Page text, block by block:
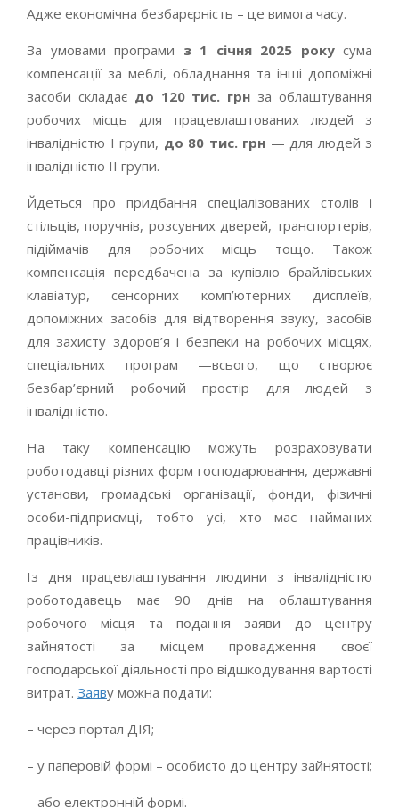
Адже економічна безбарєрність – це вимога часу.
За умовами програми з 1 січня 2025 рокусума
компенсації за меблі, обладнання та інші допоміжні
засоби складає до 120 тис. грн за облаштування
робочих місць для працевлаштованих людей з
інвалідністю I групи, до 80 тис. грн — для людей з
інвалідністю II групи.
Йдеться про придбання спеціалізованих столів і
стільців, поручнів, розсувних дверей, транспортерів,
підіймачів для робочих місць тощо. Також
компенсація передбачена за купівлю брайлівських
клавіатур, сенсорних комп’ютерних дисплеїв,
допоміжних засобів для відтворення звуку, засобів
для захисту здоров’я і безпеки на робочих місцях,
спеціальних програм —всього, що створює
безбар’єрний робочий простір для людей з
інвалідністю.
На таку компенсацію можуть розраховувати
роботодавці різних форм господарювання, державні
установи, громадські організації, фонди, фізичні
особи-підприємці, тобто усі, хто має найманих
працівників.
Із дня працевлаштування людини з інвалідністю
роботодавець має 90 днів на облаштування
робочого місця та подання заяви до центру
зайнятості за місцем провадження своєї
господарської діяльності про відшкодування вартості
витрат. Заяву можна подати:
– через портал ДІЯ;
– у паперовій формі – особисто до центру зайнятості;
– або електронній формі.